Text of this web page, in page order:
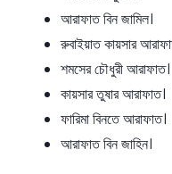
আরাফাত বিন জামিল।
রুবাইয়াত কায়সার
শমসের চৌধুরী আরাফাত।
কায়সার তুষার আরাফাত।
ফারিমা বিনতে আরাফাত।
আরাফাত বিন জাহিন।